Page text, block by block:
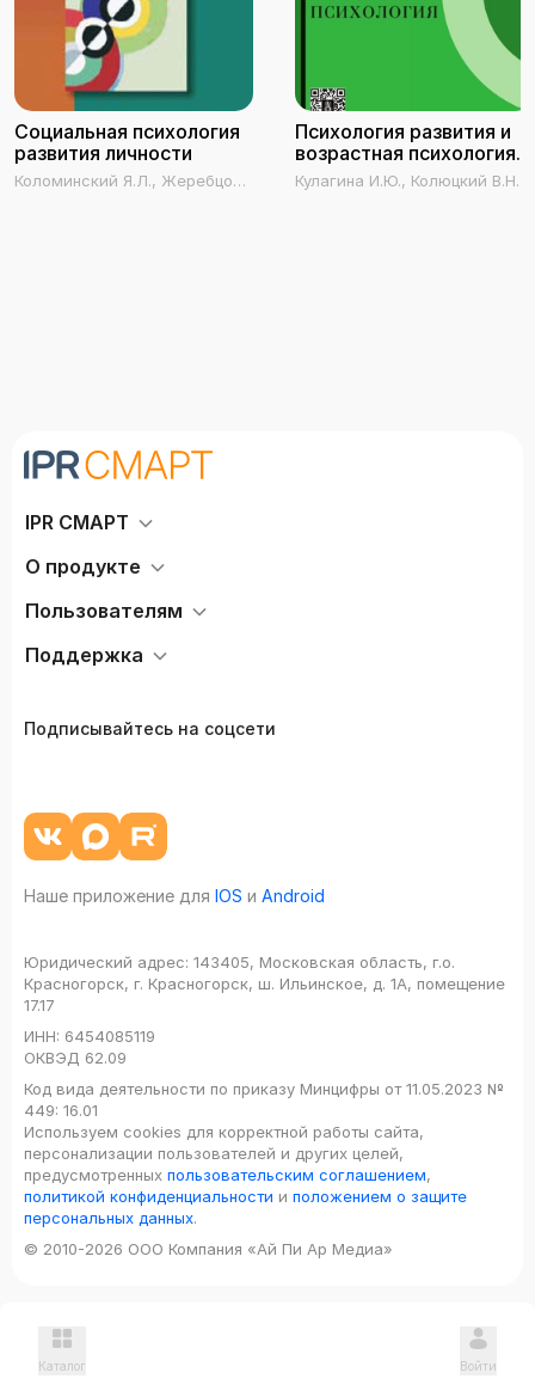
Социальная психология
развития личности
Коломинский Я.Л., Жеребцов
Психология развития и
возрастная психология.
Полный жизненный цикл
развития человека
Кулагина И.Ю., Колюцкий В.Н.
IPR СМАРТ
О продукте
Пользователям
Поддержка
Подписывайтесь на соцсети
Наше приложение для IOS и Android
Юридический адрес: 143405, Московская область, г.о.
Красногорск, г. Красногорск, ш. Ильинское, д. 1А, помещение
17.17
ИНН: 6454085119
ОКВЭД 62.09
Код вида деятельности по приказу Минцифры от 11.05.2023 №
449: 16.01
Используем cookies для корректной работы сайта,
персонализации пользователей и других целей,
предусмотренных пользовательским соглашением,
политикой конфиденциальности и положением о защите
персональных данных.
© 2010-2026 ООО Компания «Ай Пи Ар Медиа»
Каталог Войти